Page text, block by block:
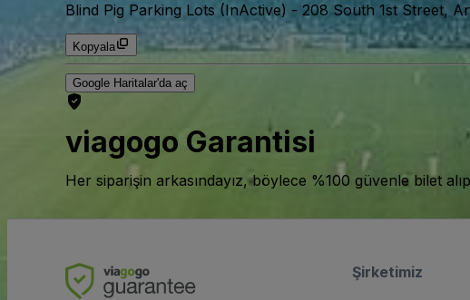
Blind Pig Parking Lots (InActive) - 208 South 1st Street,
Kopyala
Google Haritalar'da aç
viagogo Garantisi
Her siparişin arkasındayız, böylece %100 güvenle bilet
Şirketimiz